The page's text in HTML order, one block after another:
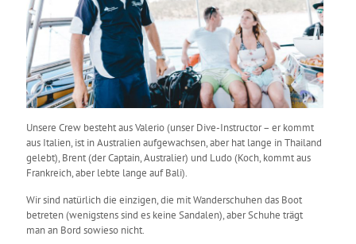
Unsere Crew besteht aus Valerio (unser Dive-Instructor – er kommt
aus Italien, ist in Australien aufgewachsen, aber hat lange in Thailand
gelebt), Brent (der Captain, Australier) und Ludo (Koch, kommt aus
Frankreich, aber lebte lange auf Bali).
Wir sind natürlich die einzigen, die mit Wanderschuhen das Boot
betreten (wenigstens sind es keine Sandalen), aber Schuhe trägt
man an Bord sowieso nicht.